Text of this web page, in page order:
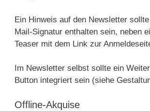
Ein Hinweis auf den Newsletter
Mail-Signatur enthalten sein, neben
Teaser mit dem Link zur
Im Newsletter selbst sollte ein
Button integriert sein (siehe
Offline-Akquise